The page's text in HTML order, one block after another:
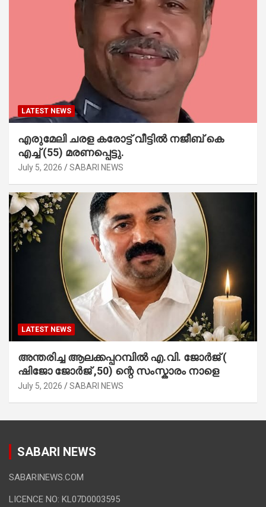
LATEST NEWS
എരുമേലി ചരള കരോട്ട് വീട്ടിൽ നജീബ് കെ
എച്ച് (55) മരണപ്പെട്ടു.
July 5, 2026 SABARI NEWS
LATEST NEWS
അന്തരിച്ച ആ​ല​ക്ക​പ്പ​റമ്പിൽ​ എ.​വി. ജോ​ർ​ജ് (
ഷിജോ ജോർജ് ,50) ന്റെ സംസ്കാരം നാളെ
July 5, 2026 SABARI NEWS
SABARI NEWS
SABARINEWS.COM
LICENCE NO: KL07D0003595